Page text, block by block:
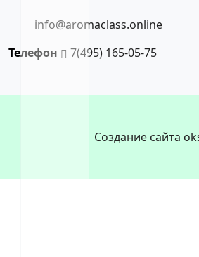
info@aromaclass.online
Телефон
7(495) 165-05-75
Создание сайта